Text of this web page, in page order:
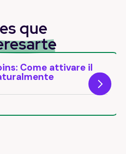
que
Come attivare il